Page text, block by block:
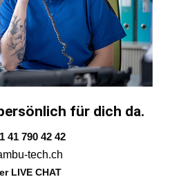
für dich da.
41 790 42 42
tech.ch
LIVE CHAT